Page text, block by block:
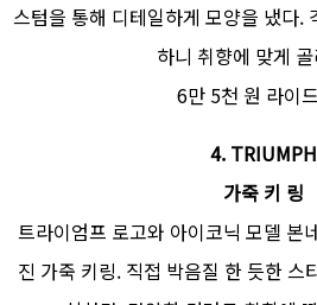
스텀을 통해 디테일하게 모양을 냈다.
하니 취향에 맞게
6만 5천 원 라이
4. TRIUMPH
가죽 키 링
트라이엄프 로고와 아이코닉 모델 본
진 가죽 키링. 직접 박음질 한 듯한 스